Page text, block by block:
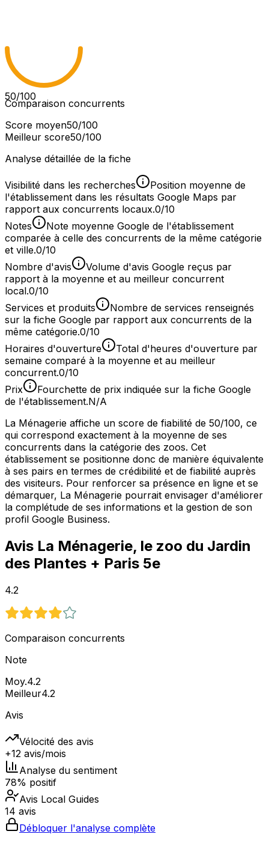
50/100
Comparaison concurrents
Score moyen50/100
Meilleur score50/100
Analyse détaillée de la fiche
Visibilité dans les recherches
Position moyenne de
l'établissement dans les résultats Google Maps par
rapport aux concurrents locaux.0/10
Notes
Note moyenne Google de l'établissement
comparée à celle des concurrents de la même catégorie
et ville.0/10
Nombre d'avis
Volume d'avis Google reçus par
rapport à la moyenne et au meilleur concurrent
local.0/10
Services et produits
Nombre de services renseignés
sur la fiche Google par rapport aux concurrents de la
même catégorie.0/10
Horaires d'ouverture
Total d'heures d'ouverture par
semaine comparé à la moyenne et au meilleur
concurrent.0/10
Prix
Fourchette de prix indiquée sur la fiche Google
de l'établissement.N/A
La Ménagerie affiche un score de fiabilité de 50/100, ce
qui correspond exactement à la moyenne de ses
concurrents dans la catégorie des zoos. Cet
établissement se positionne donc de manière équivalente
à ses pairs en termes de crédibilité et de fiabilité auprès
des visiteurs. Pour renforcer sa présence en ligne et se
démarquer, La Ménagerie pourrait envisager d'améliorer
la complétude de ses informations et la gestion de son
profil Google Business.
Avis La Ménagerie, le zoo du Jardin
des Plantes + Paris 5e
4.2
Comparaison concurrents
Note
Moy.4.2
Meilleur4.2
Avis
Vélocité des avis
+12 avis/mois
Analyse du sentiment
78% positif
Avis Local Guides
14 avis
Débloquer l'analyse complète